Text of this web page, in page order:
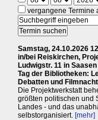
vergangene Termine
Samstag, 24.10.2026
in/bei Reiskirchen,
Ludwigstr. 11 in Saasen
Tag der Bibliotheken:
Debatten und
Die Projektwerkstatt
größten politischen und
Landes - und das
selbstorganisiert. [mehr]